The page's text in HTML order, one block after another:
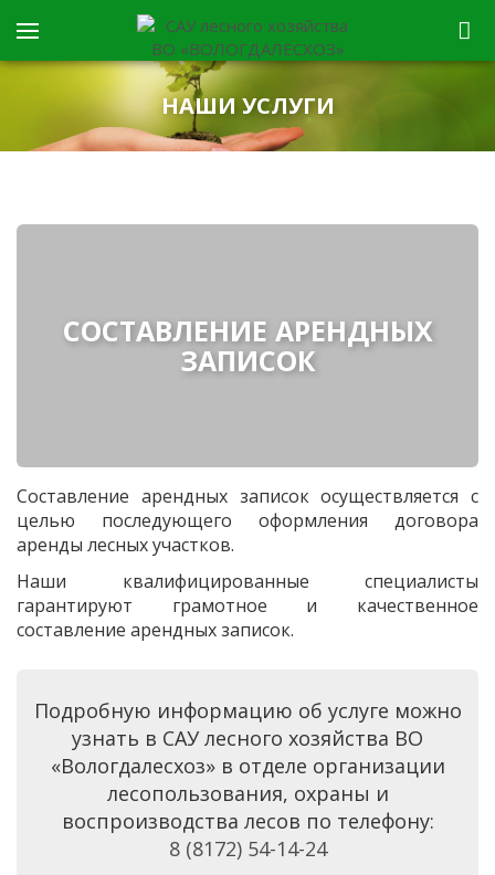
НАШИ УСЛУГИ
СОСТАВЛЕНИЕ АРЕНДНЫХ
ЗАПИСОК
Составление арендных записок осуществляется с
целью последующего оформления договора
аренды лесных участков.
Наши квалифицированные специалисты
гарантируют грамотное и качественное
составление арендных записок.
Подробную информацию об услуге можно
узнать в САУ лесного хозяйства ВО
«Вологдалесхоз» в отделе организации
лесопользования, охраны и
воспроизводства лесов по телефону:
8 (8172) 54-14-24